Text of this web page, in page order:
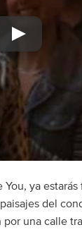
ya
del
por una calle